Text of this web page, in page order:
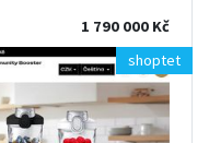
1 790 000 Kč
shoptet